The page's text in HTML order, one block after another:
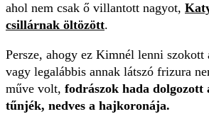
ahol nem csak ő villantott nagyot,
csillárnak öltözött.
Persze, ahogy ez Kimnél lenni szokott
vagy legalábbis annak látszó frizura
műve volt, fodrászok hada dolgozott
tűnjék, nedves a hajkoronája.